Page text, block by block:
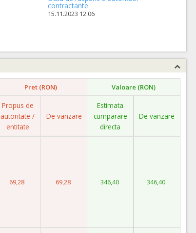
contractante
15.11.2023 12:06
Pret (RON) Valoare (RON)
Propus de
autoritate /
entitate
De vanzare
Estimata
cumparare
directa
De vanzare
69,28 69,28 346,40 346,40